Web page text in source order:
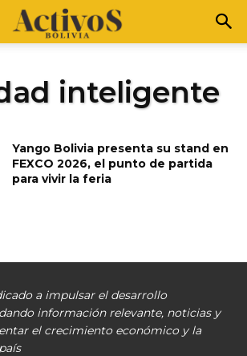
inteligente
Yango Bolivia presenta su stand en
FEXCO 2026, el punto de partida
para vivir la feria
a impulsar el desarrollo
información relevante, noticias y
el crecimiento económico y la